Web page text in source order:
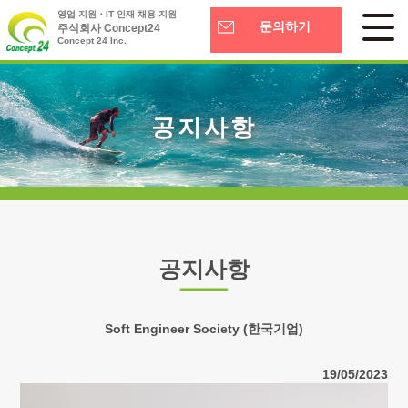
영업 지원・IT 인재 채용 지원
주식회사 Concept24
Concept 24 Inc.
문의하기
공지사항
공지사항
Soft Engineer Society (한국기업)
19/05/2023